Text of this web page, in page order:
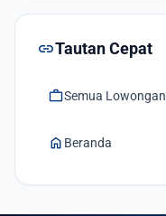
linkTautan Cepat
workSemua Lowongan
home Beranda